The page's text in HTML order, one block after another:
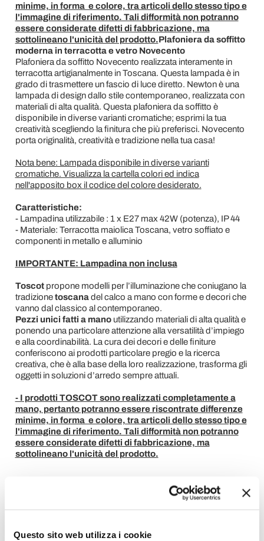
Questo sito web utilizza i cookie
minime, in forma e colore, tra articoli dello stesso tipo e
l'immagine di riferimento. Tali difformità non potranno
essere considerate difetti di fabbricazione, ma
sottolineano l'unicità del prodotto.Plafoniera da soffitto
moderna in terracotta e vetro Novecento
Plafoniera da soffitto Novecento realizzata interamente in
terracotta artigianalmente in Toscana. Questa lampada è in
grado di trasmettere un fascio di luce diretto. Newton è una
lampada di design dallo stile contemporaneo, realizzata con
materiali di alta qualità. Questa plafoniera da soffitto è
disponibile in diverse varianti cromatiche; esprimi la tua
creatività scegliendo la finitura che più preferisci. Novecento
porta originalità, creatività e tradizione nella tua casa!
Nota bene: Lampada disponibile in diverse varianti
cromatiche. Visualizza la cartella colori ed indica
nell'apposito box il codice del colore desiderato.
Caratteristiche:
- Lampadina utilizzabile : 1 x E27 max 42W (potenza), IP 44
- Materiale: Terracotta maiolica Toscana, vetro soffiato e
componenti in metallo e alluminio
IMPORTANTE: Lampadina non inclusa
Toscot propone modelli per l’illuminazione che coniugano la
tradizionetoscanadel calco a mano con forme e decori che
vanno dal classico al contemporaneo.
Pezzi unici fatti a manoutilizzando materiali di alta qualità e
ponendo una particolare attenzione alla versatilità d’impiego
e alla coordinabilità. La cura dei decori e delle finiture
conferiscono ai prodotti particolare pregio e la ricerca
creativa, che è alla base della loro realizzazione, trasforma gli
oggetti in soluzioni d’arredo sempre attuali.
- I prodotti TOSCOT sono realizzati completamente a
mano, pertanto potranno essere riscontrate differenze
minime, in forma e colore, tra articoli dello stesso tipo e
l'immagine di riferimento. Tali difformità non potranno
essere considerate difetti di fabbricazione, ma
sottolineano l'unicità del prodotto.